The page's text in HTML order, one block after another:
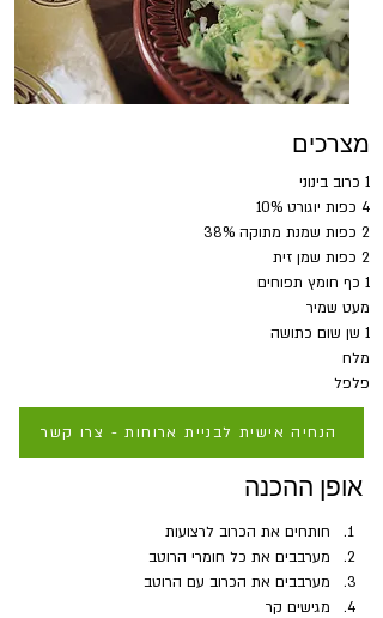
מצרכים
1 כרוב בינוני
4 כפות יוגורט 10%
2 כפות שמנת מתוקה 38%
2 כפות שמן זית
1 כף חומץ תפוחים
מעט שמיר
1 שן שום כתושה
מלח
פלפל
הנחיה אישית לבניית ארוחות - צרו קשר
אופן ההכנה
חותחים את הכרוב לרצועות
מערבבים את כל חומרי הרוטב
מערבבים את הכרוב עם הרוטב
מגישים קר